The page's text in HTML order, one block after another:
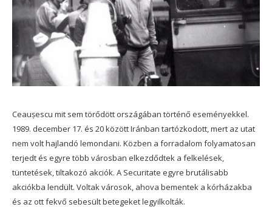
Ceaușescu mit sem törődött országában történő eseményekkel.
1989. december 17. és 20 között Iránban tartózkodott, mert az utat
nem volt hajlandó lemondani. Közben a forradalom folyamatosan
terjedt és egyre több városban elkezdődtek a felkelések,
tüntetések, tiltakozó akciók. A Securitate egyre brutálisabb
akciókba lendült. Voltak városok, ahova bementek a kórházakba
és az ott fekvő sebesült betegeket legyilkolták.